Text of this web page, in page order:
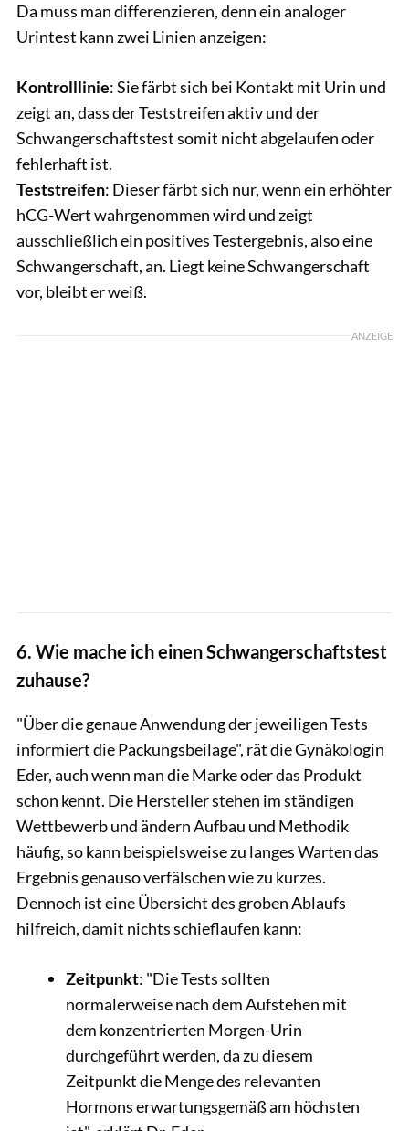
Da muss man differenzieren, denn ein analoger
Urintest kann zwei Linien anzeigen:
Kontrolllinie: Sie färbt sich bei Kontakt mit Urin und
zeigt an, dass der Teststreifen aktiv und der
Schwangerschaftstest somit nicht abgelaufen oder
fehlerhaft ist.
Teststreifen: Dieser färbt sich nur, wenn ein erhöhter
hCG-Wert wahrgenommen wird und zeigt
ausschließlich ein positives Testergebnis, also eine
Schwangerschaft, an. Liegt keine Schwangerschaft
vor, bleibt er weiß.
ANZEIGE
6. Wie mache ich einen Schwangerschaftstest
zuhause?
"Über die genaue Anwendung der jeweiligen Tests
informiert die Packungsbeilage", rät die Gynäkologin
Eder, auch wenn man die Marke oder das Produkt
schon kennt. Die Hersteller stehen im ständigen
Wettbewerb und ändern Aufbau und Methodik
häufig, so kann beispielsweise zu langes Warten das
Ergebnis genauso verfälschen wie zu kurzes.
Dennoch ist eine Übersicht des groben Ablaufs
hilfreich, damit nichts schieflaufen kann:
Zeitpunkt: "Die Tests sollten
normalerweise nach dem Aufstehen mit
dem konzentrierten Morgen-Urin
durchgeführt werden, da zu diesem
Zeitpunkt die Menge des relevanten
Hormons erwartungsgemäß am höchsten